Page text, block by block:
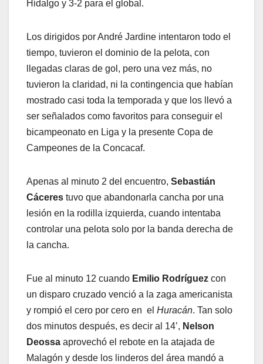
Hidalgo y 3-2 para el global.
Los dirigidos por André Jardine intentaron todo el
tiempo, tuvieron el dominio de la pelota, con
llegadas claras de gol, pero una vez más, no
tuvieron la claridad, ni la contingencia que habían
mostrado casi toda la temporada y que los llevó a
ser señalados como favoritos para conseguir el
bicampeonato en Liga y la presente Copa de
Campeones de la Concacaf.
Apenas al minuto 2 del encuentro, Sebastián
Cáceres tuvo que abandonarla cancha por una
lesión en la rodilla izquierda, cuando intentaba
controlar una pelota solo por la banda derecha de
la cancha.
Fue al minuto 12 cuando Emilio Rodríguez con
un disparo cruzado venció a la zaga americanista
y rompió el cero por cero en el Huracán. Tan solo
dos minutos después, es decir al 14’, Nelson
Deossa aprovechó el rebote en la atajada de
Malagón y desde los linderos del área mandó a